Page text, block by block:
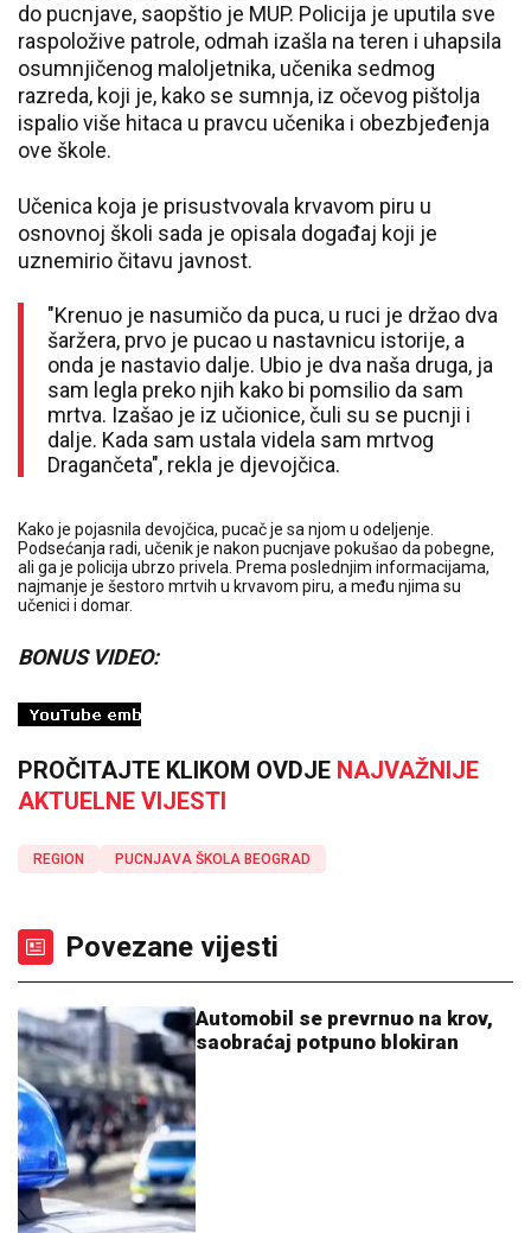
do pucnjave, saopštio je MUP. Policija je uputila sve
raspoložive patrole, odmah izašla na teren i uhapsila
osumnjičenog maloljetnika, učenika sedmog
razreda, koji je, kako se sumnja, iz očevog pištolja
ispalio više hitaca u pravcu učenika i obezbjeđenja
ove škole.
Učenica koja je prisustvovala krvavom piru u
osnovnoj školi sada je opisala događaj koji je
uznemirio čitavu javnost.
"Krenuo je nasumičo da puca, u ruci je držao dva
šaržera, prvo je pucao u nastavnicu istorije, a
onda je nastavio dalje. Ubio je dva naša druga, ja
sam legla preko njih kako bi pomsilio da sam
mrtva. Izašao je iz učionice, čuli su se pucnji i
dalje. Kada sam ustala videla sam mrtvog
Dragančeta", rekla je djevojčica.
Kako je pojasnila devojčica, pucač je sa njom u odeljenje.
Podsećanja radi, učenik je nakon pucnjave pokušao da pobegne,
ali ga je policija ubrzo privela. Prema poslednjim informacijama,
najmanje je šestoro mrtvih u krvavom piru, a među njima su
učenici i domar.
BONUS VIDEO:
PROČITAJTE KLIKOM OVDJE NAJVAŽNIJE
AKTUELNE VIJESTI
REGION PUCNJAVA ŠKOLA BEOGRAD
Povezane vijesti
Automobil se prevrnuo na krov,
saobraćaj potpuno blokiran